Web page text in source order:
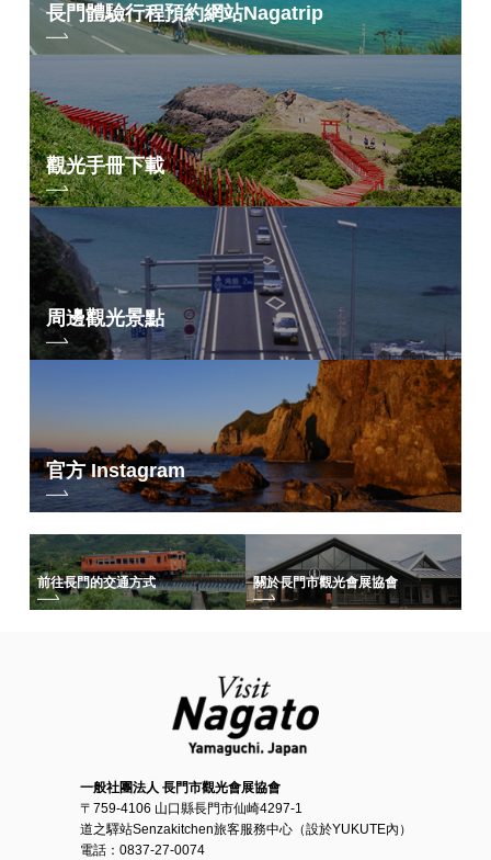
長門體驗行程預約網站Nagatrip
觀光手冊下載
周邊觀光景點
官方 Instagram
前往長門的交通方式 關於長門市觀光會展協會
一般社團法人 長門市觀光會展協會
〒759-4106 山口縣長門市仙崎4297-1
道之驛站Senzakitchen旅客服務中心（設於YUKUTE內）
電話：0837-27-0074